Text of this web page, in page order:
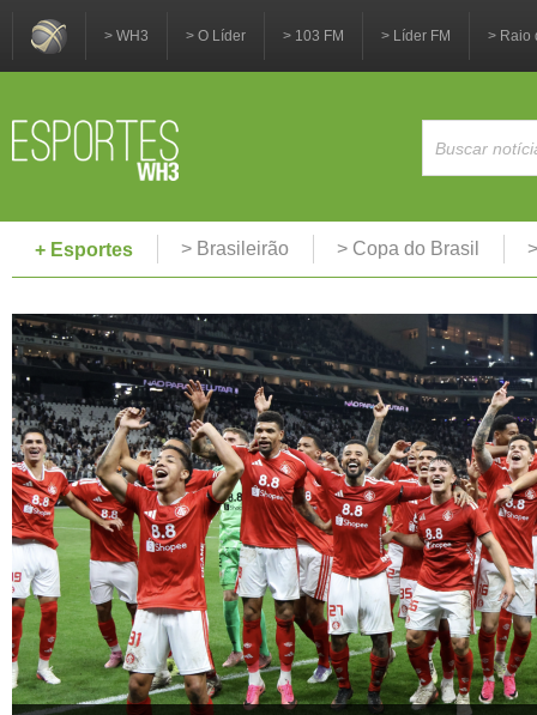
> WH3 > O Líder > 103 FM > Líder FM > Raio
+ Esportes > Brasileirão > Copa do Brasil